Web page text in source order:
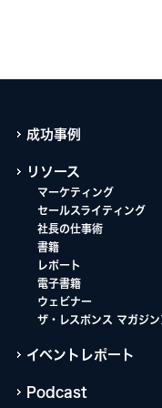
成功事例
リソース
マーケティング
セールスライティング
社長の仕事術
書籍
レポート
電子書籍
ウェビナー
ザ・レスポンス マガジ
イベントレポート
Podcast